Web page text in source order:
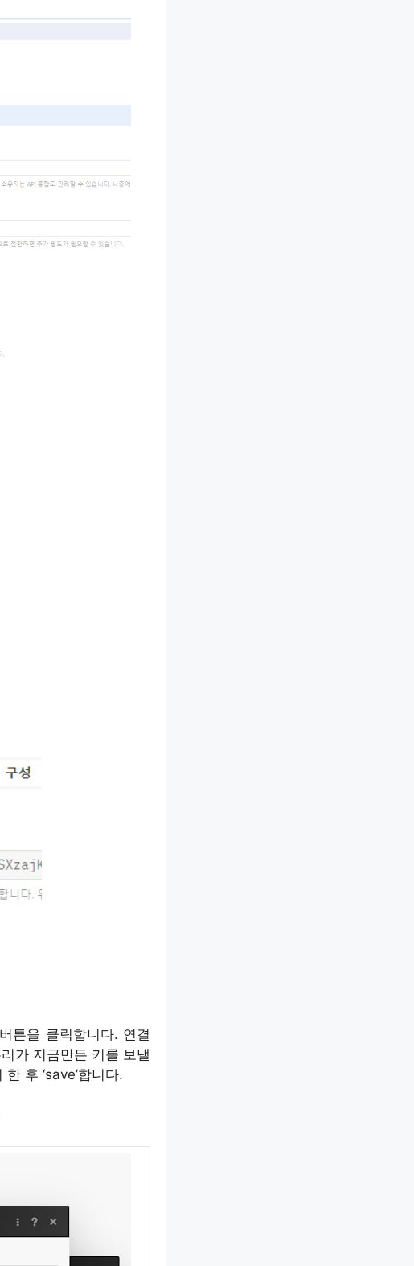
튼을 클릭합니다. 연결
리가 지금만든 키를 보낼
후 ‘save’합니다.